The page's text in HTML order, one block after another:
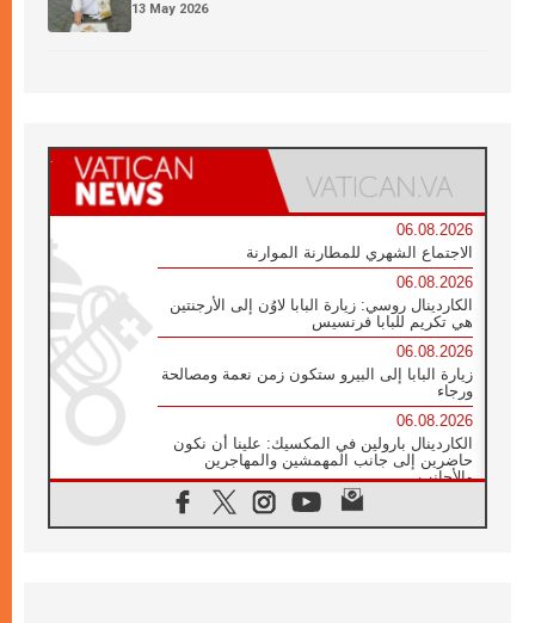
13 May 2026
06.08.2026
الاجتماع الشهري للمطارنة الموارنة
06.08.2026
الكاردينال روسي: زيارة البابا لاوُن إلى الأرجنتين
هي تكريم للبابا فرنسيس
06.08.2026
زيارة البابا إلى البيرو ستكون زمن نعمة ومصالحة
ورجاء
06.08.2026
الكاردينال بارولين في المكسيك: علينا أن نكون
حاضرين إلى جانب المهمشين والمهاجرين
والأجانب
البابا لاوُن الرابع عشر للشباب في أسيزي: